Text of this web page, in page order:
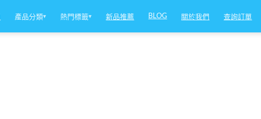
產品分類▾ 熱門標籤▾ 新品推薦 BLOG 關於我們 查詢訂單